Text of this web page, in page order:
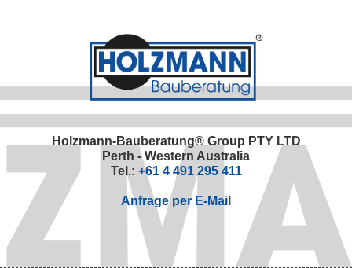
Holzmann-Bauberatung® Group PTY LTD
Perth - Western Australia
Tel.: +61 4 491 295 411
Anfrage per E-Mail